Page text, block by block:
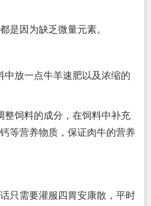
因为缺乏微量元素。
放一点牛羊速肥以及浓缩的
饲料的成分，在饲料中补充
等营养物质，保证肉牛的营养
需要灌服四胃安康散，平时